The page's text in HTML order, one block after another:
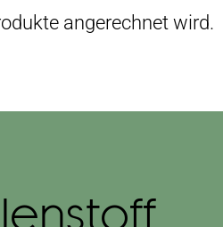
angerechnet wird.